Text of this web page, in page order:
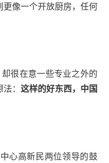
像一个开放厨房，任何
很在意一些专业之外的
： 这样的好东西，中国
心高新民两位领导的鼓